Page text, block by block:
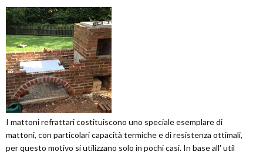
I mattoni refrattari costituiscono uno speciale esemplare di
mattoni, con particolari capacità termiche e di resistenza ottimali,
per questo motivo si utilizzano solo in pochi casi. In base all' util